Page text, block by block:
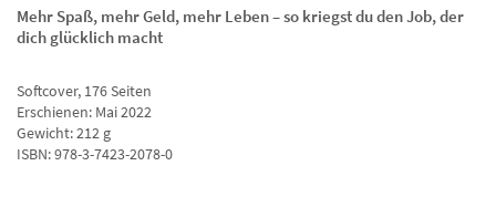
Mehr Spaß, mehr Geld, mehr Leben – so kriegst du den Job, der
dich glücklich macht
Softcover, 176Seiten
Erschienen: Mai 2022
Gewicht: 212 g
ISBN:978-3-7423-2078-0